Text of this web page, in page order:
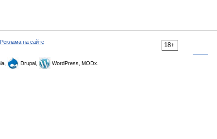
18+
Реклама на сайте
Drupal, WordPress, MODx.